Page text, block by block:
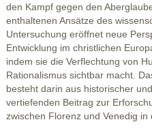
den Kampf gegen den
enthaltenen Ansätze des
Untersuchung eröffnet neue
Entwicklung im christlichen
indem sie die Verflechtung von
Rationalismus sichtbar macht.
besteht darin aus historischer
vertiefenden Beitrag zur
zwischen Florenz und Venedig